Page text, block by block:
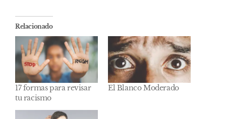
Relacionado
17 formas para revisar
tu racismo
El Blanco Moderado